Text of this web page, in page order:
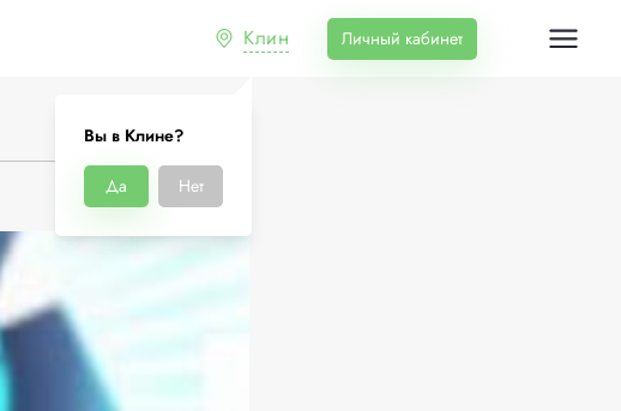
Клин
Вы в Клине?
Да Нет
Личный кабинет